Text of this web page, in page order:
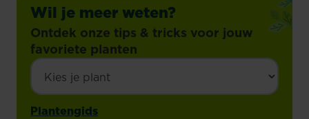
Wil je meer weten?
Ontdek onze tips & tricks voor jouw
favoriete planten
Plantengids